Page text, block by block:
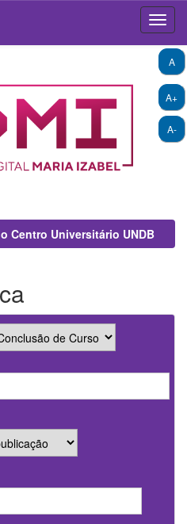
A+
A-
A
Centro Universitário UNDB